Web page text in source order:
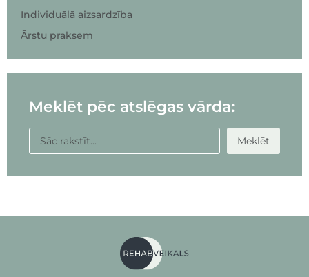
Individuālā aizsardzība
Ārstu praksēm
Meklēt pēc atslēgas vārda:
Meklēt